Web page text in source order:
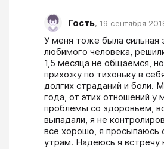
Гость, 19 сентября
У меня тоже была сильная
любимого человека,
1,5 месяца не общаемся,
прихожу по тихоньку в
долгих страданий и боли.
года, от этих отношений у
проблемы со здоровьем,
выпадали, я не
все хорошо, я просыпаюсь
утрам. Надеюсь я